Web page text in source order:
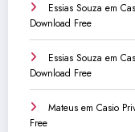
Essias Souza em
Download Free
Essias Souza em
Download Free
Mateus em Casio
Free